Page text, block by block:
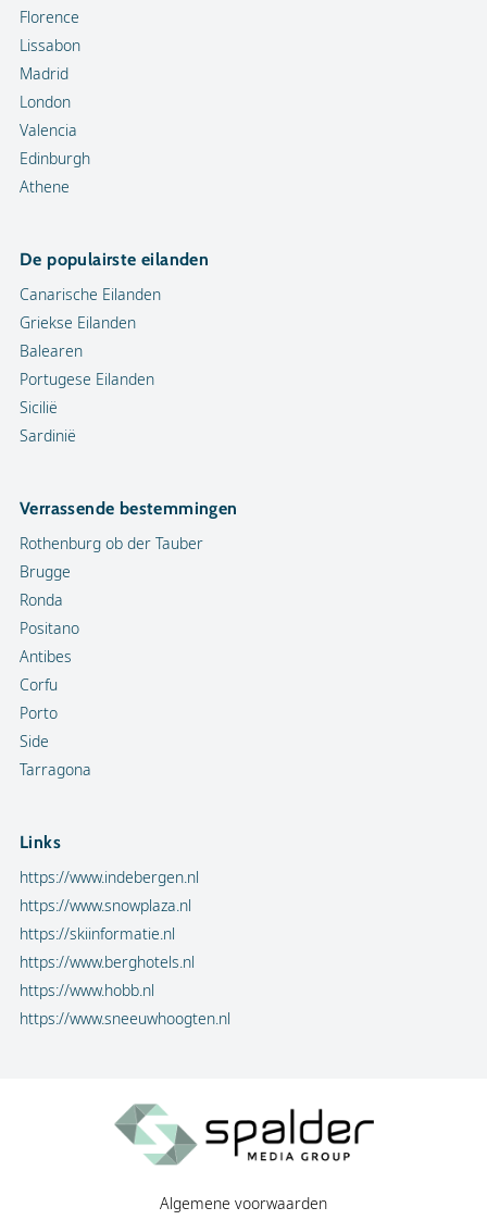
Florence
Lissabon
Madrid
London
Valencia
Edinburgh
Athene
De populairste eilanden
Canarische Eilanden
Griekse Eilanden
Balearen
Portugese Eilanden
Sicilië
Sardinië
Verrassende bestemmingen
Rothenburg ob der Tauber
Brugge
Ronda
Positano
Antibes
Corfu
Porto
Side
Tarragona
Links
https://www.indebergen.nl
https://www.snowplaza.nl
https://skiinformatie.nl
https://www.berghotels.nl
https://www.hobb.nl
https://www.sneeuwhoogten.nl
Algemene voorwaarden